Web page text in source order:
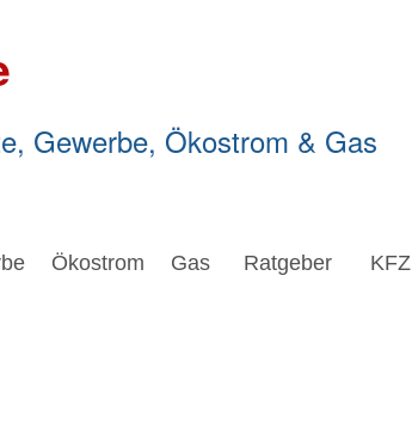
Gewerbe, Ökostrom & Gas
Ökostrom Gas Ratgeber KFZ